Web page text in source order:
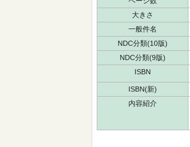
大きさ
一般件名
NDC分類(10版)
NDC分類(9版)
ISBN
ISBN(新)
内容紹介